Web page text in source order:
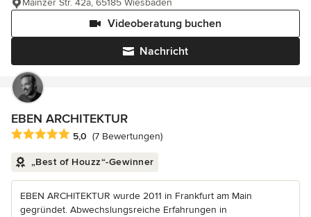
Nachricht
Videoberatung buchen
Mainzer Str. 42a, 65185 Wiesbaden
EBEN ARCHITEKTUR
Durchschnittliche Bewertung: 5 von 5 Sternen
5,0 (7 Bewertungen)
„Best of Houzz“-Gewinner
EBEN ARCHITEKTUR wurde 2011 in Frankfurt am Main
gegründet. Abwechslungsreiche Erfahrungen in